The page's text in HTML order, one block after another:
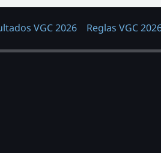
VGC 2026 Reglas VGC